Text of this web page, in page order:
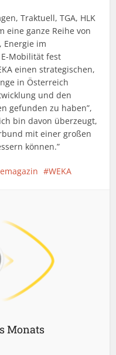
Traktuell, TGA, HLK
eine ganze Reihe von
Energie im
Mobilität fest
einen strategischen,
in Österreich
und den
gefunden zu haben”,
bin davon überzeugt,
mit einer großen
können.”
WEKA
Monats